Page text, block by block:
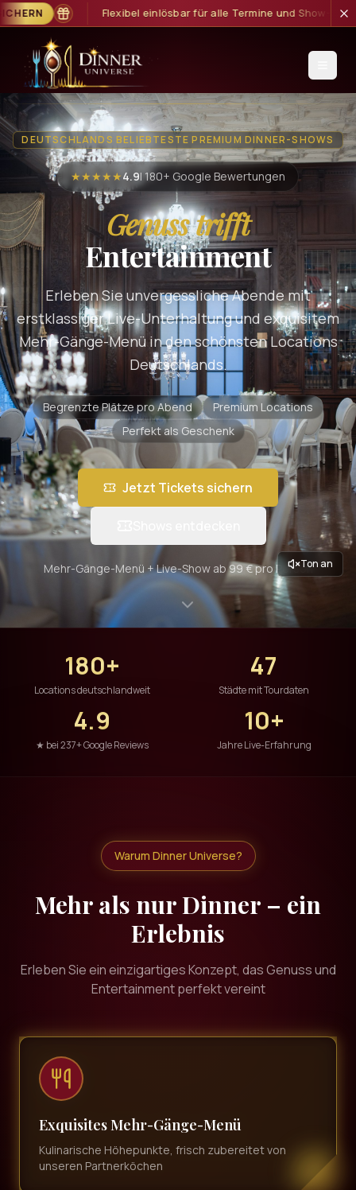
alle Termine und Show-Formate GUTSCHEIN SICHERN
Ton an
DEUTSCHLANDS BELIEBTESTE PREMIUM DINNER-SHOWS
★★★★★4.9| 180+ Google Bewertungen
Genuss trifft
Entertainment
Erleben Sie unvergessliche Abende mit
erstklassiger Live-Unterhaltung und exquisitem
Mehr-Gänge-Menü in den schönsten Locations
Deutschlands.
Begrenzte Plätze pro Abend
Premium Locations
Perfekt als Geschenk
Jetzt Tickets sichern
Mehr-Gänge-Menü + Live-Show ab 99 € pro Person
180+
Locations deutschlandweit
47
Städte mit Tourdaten
4.9
★ bei 237+ Google Reviews
10+
Jahre Live-Erfahrung
Warum Dinner Universe?
Mehr als nur Dinner – ein
Erlebnis
Erleben Sie ein einzigartiges Konzept, das Genuss und
Entertainment perfekt vereint
Exquisites Mehr-Gänge-Menü
Kulinarische Höhepunkte, frisch zubereitet von
unseren Partnerköchen